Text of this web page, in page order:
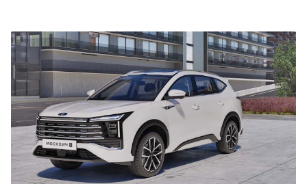
00:00 / 00:00